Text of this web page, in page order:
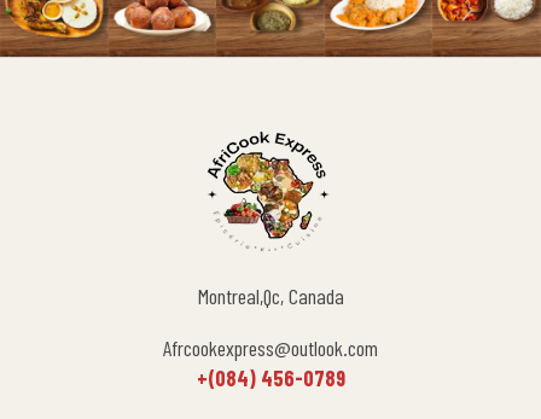
Montreal,Qc, Canada
Afrcookexpress@outlook.com
+(084) 456-0789